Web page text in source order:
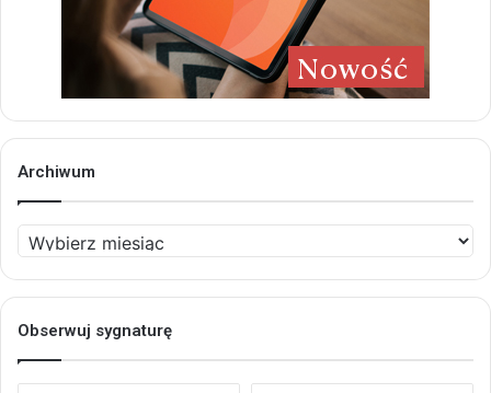
Archiwum
Archiwum
Obserwuj sygnaturę